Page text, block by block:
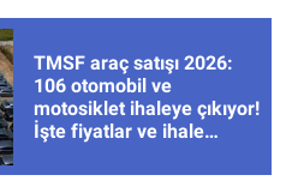
TMSF araç satışı 2026:
106 otomobil ve
motosiklet ihaleye çıkıyor!
İşte fiyatlar ve ihale